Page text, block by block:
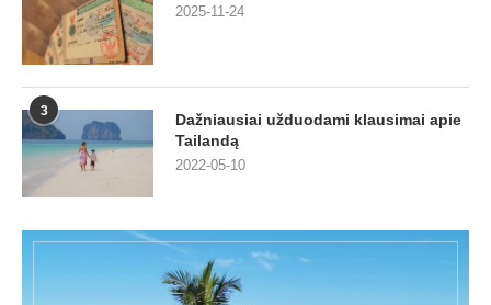
2025-11-24
3
Dažniausiai užduodami klausimai apie
Tailandą
2022-05-10